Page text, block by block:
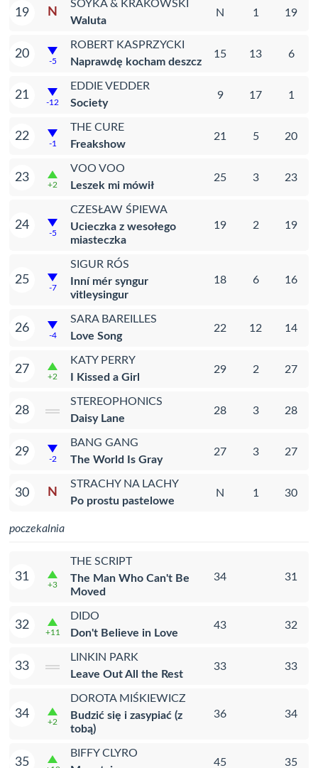
19 N
SOYKA & KRAKOWSKI
Waluta
N 1 19
20
-5
ROBERT KASPRZYCKI
Naprawdę kocham deszcz
15 13 6
21
-12
EDDIE VEDDER
Society
9 17 1
22
-1
THE CURE
Freakshow
21 5 20
23
+2
VOO VOO
Leszek mi mówił
25 3 23
24
-5
CZESŁAW ŚPIEWA
Ucieczka z wesołego
miasteczka
19 2 19
25
-7
SIGUR RÓS
Inní mér syngur
vitleysingur
18 6 16
26
-4
SARA BAREILLES
Love Song
22 12 14
27
+2
KATY PERRY
I Kissed a Girl
29 2 27
28
STEREOPHONICS
Daisy Lane
28 3 28
29
-2
BANG GANG
The World Is Gray
27 3 27
30 N
STRACHY NA LACHY
Po prostu pastelowe
N 1 30
poczekalnia
31
+3
THE SCRIPT
The Man Who Can't Be
Moved
34 31
32
+11
DIDO
Don't Believe in Love
43 32
33
LINKIN PARK
Leave Out All the Rest
33 33
34
+2
DOROTA MIŚKIEWICZ
Budzić się i zasypiać (z
tobą)
36 34
35
BIFFY CLYRO
45 35